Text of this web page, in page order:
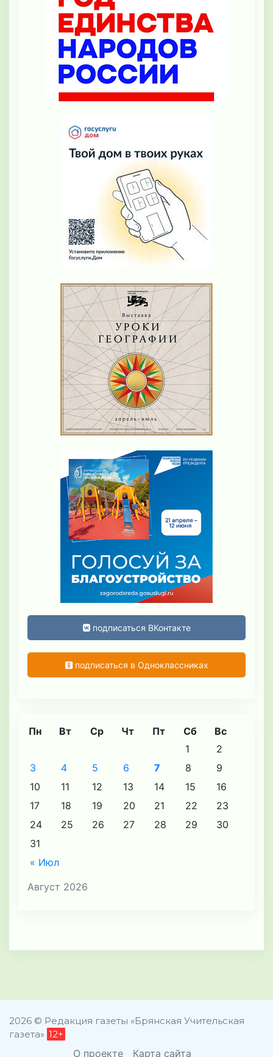
подписаться ВКонтакте
подписаться в Одноклассниках
Август 2026
Пн Вт Ср Чт Пт Сб Вс
« Июл
1
2
3
4 5 6 7 8
9
10
11 12 13 14 15
16
17
18 19 20 21 22
23
24
25 26 27 28 29
30
31
2026 © Редакция газеты «Брянская Учительская
газета» 12+
О проекте Карта сайта